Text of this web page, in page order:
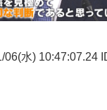
06(水) 10:47:07.24